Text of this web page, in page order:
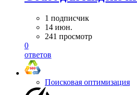
1 подписчик
14 июн.
241 просмотр
0
ответов
Поисковая оптимизация